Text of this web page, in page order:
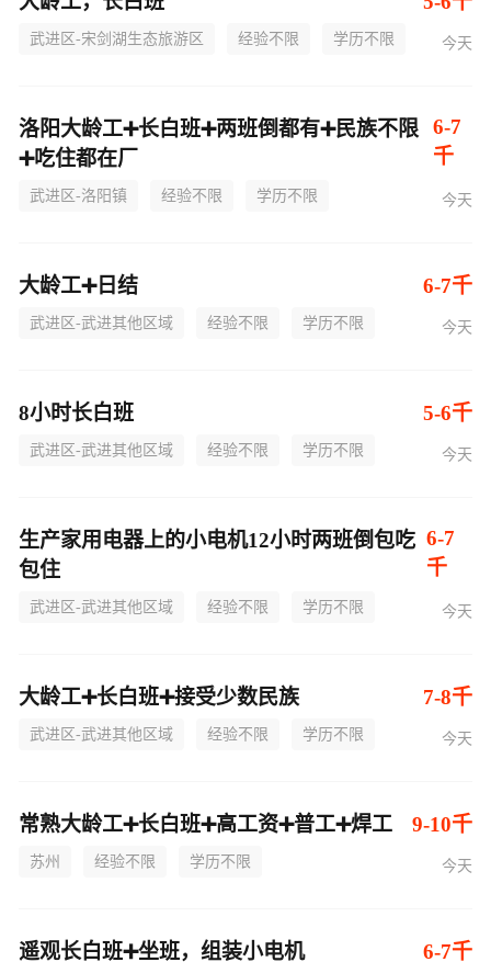
武进区-宋剑湖生态旅游区 经验不限 学历不限 今天
洛阳大龄工➕长白班➕两班倒都有➕民族不限
➕吃住都在厂
6-7
千
武进区-洛阳镇 经验不限 学历不限 今天
大龄工➕日结 6-7千
武进区-武进其他区域 经验不限 学历不限 今天
8小时长白班 5-6千
武进区-武进其他区域 经验不限 学历不限 今天
生产家用电器上的小电机12小时两班倒包吃
包住
6-7
千
武进区-武进其他区域 经验不限 学历不限 今天
大龄工➕长白班➕接受少数民族 7-8千
武进区-武进其他区域 经验不限 学历不限 今天
常熟大龄工➕长白班➕高工资➕普工➕焊工 9-10千
苏州 经验不限 学历不限 今天
遥观长白班➕坐班，组装小电机 6-7千